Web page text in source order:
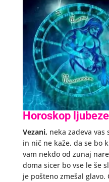
Horoskop
Vezani, neka zadeva
in nič ne kaže, da se bo
vam nekdo od zunaj
doma sicer bo vse le še
je pošteno zmešal glavo.